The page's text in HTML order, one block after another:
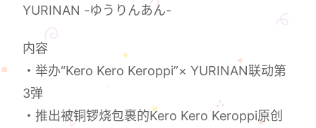
YURINAN -ゆうりんあん-
内容
・举办“Kero Kero Keroppi”× YURINAN联动第
3弹
・推出被铜锣烧包裹的Kero Kero Keroppi原创